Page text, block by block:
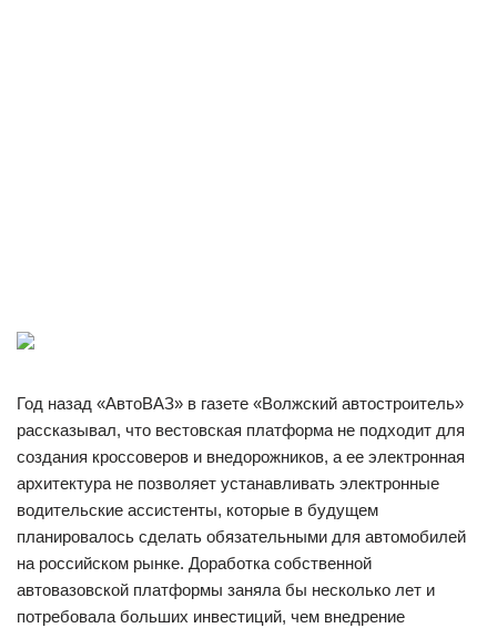
Год назад «АвтоВАЗ» в газете «Волжский автостроитель»
рассказывал, что вестовская платформа не подходит для
создания кроссоверов и внедорожников, а ее электронная
архитектура не позволяет устанавливать электронные
водительские ассистенты, которые в будущем
планировалось сделать обязательными для автомобилей
на российском рынке. Доработка собственной
автовазовской платформы заняла бы несколько лет и
потребовала больших инвестиций, чем внедрение